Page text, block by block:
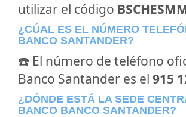
utilizar el código
¿CÚAL ES EL NÚMERO
BANCO SANTANDER?
☎️ El número de teléfono
Banco Santander es el 915
¿DÓNDE ESTÁ LA SEDE
BANCO BANCO SANTANDER?